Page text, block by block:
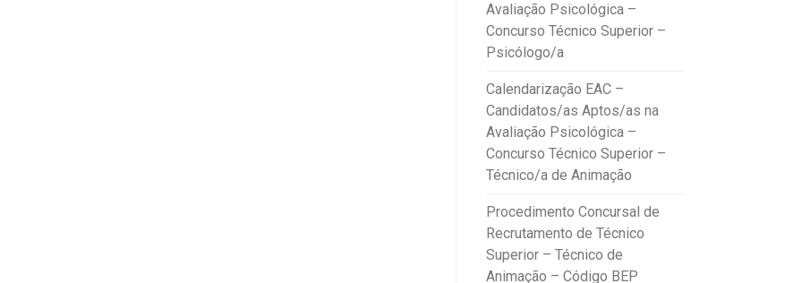
Avaliação Psicológica –
Concurso Técnico Superior –
Psicólogo/a
Calendarização EAC –
Candidatos/as Aptos/as na
Avaliação Psicológica –
Concurso Técnico Superior –
Técnico/a de Animação
Procedimento Concursal de
Recrutamento de Técnico
Superior – Técnico de
Animação – Código BEP